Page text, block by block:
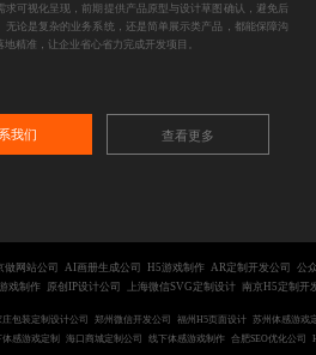
求可视化呈现，前期提供产品原型与设计草图确认，避免后
无论是复杂的业务系统，还是简单展示类产品，都能保障沟
地精准，让企业省心省力完成开发项目。
我们 查看更多
做网站公司 AI画册生成公司 H5游戏制作 AR定制开发公司
公
戏制作 原创IP设计公司 上海微信SVG定制设计 南京H5定制开
庄包装定制设计公司 郑州微信开发公司 福州H5页面设计 苏州体感游戏
体感游戏定制
海口商城定制公司 线下体感游戏制作 合肥SEO优化公司